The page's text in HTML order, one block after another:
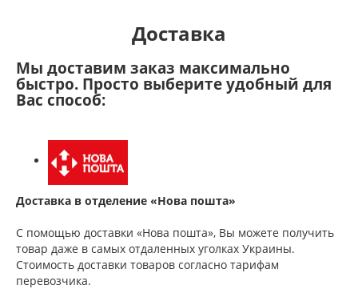
Доставка
Мы доставим заказ максимально
быстро. Просто выберите удобный для
Вас способ:
Доставка в отделение «Нова пошта»
С помощью доставки «Нова пошта», Вы можете получить
товар даже в самых отдаленных уголках Украины.
Стоимость доставки товаров согласно тарифам
перевозчика.